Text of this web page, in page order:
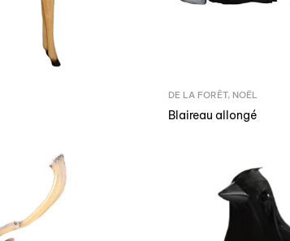
DE LA FORÊT, NOËL
Blaireau allongé